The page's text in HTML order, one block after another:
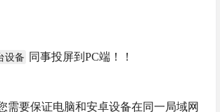
设备 同事投屏到PC端！！
需要保证电脑和安卓设备在同一局域网